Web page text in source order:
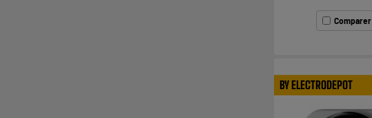
Comparer
BY ELECTRODEPOT